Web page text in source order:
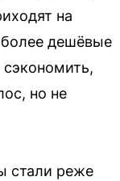
на
дешёвые
но не
стали реже